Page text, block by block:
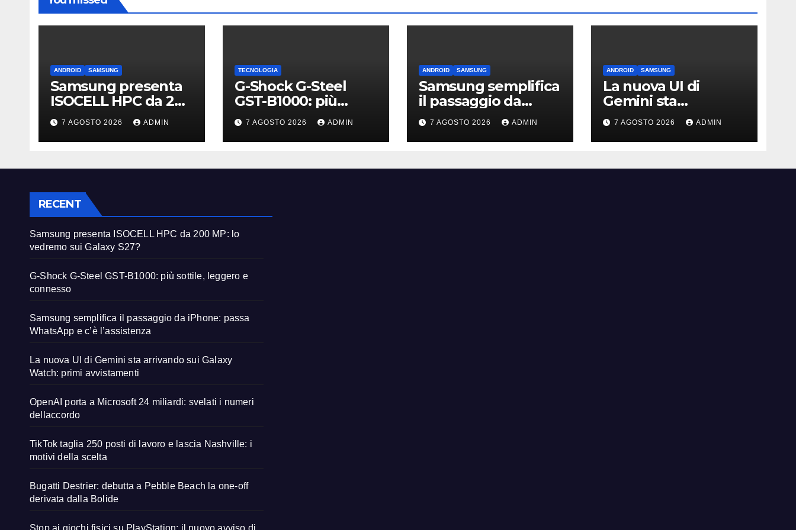
ANDROID SAMSUNG
Samsung presenta
ISOCELL HPC da 200
MP: lo vedremo sui
Galaxy S27?
7 AGOSTO 2026 ADMIN
TECNOLOGIA
G-Shock G-Steel
GST-B1000: più
sottile, leggero e
connesso
7 AGOSTO 2026 ADMIN
ANDROID SAMSUNG
Samsung semplifica
il passaggio da
iPhone: passa
WhatsApp e c’è
l’assistenza
7 AGOSTO 2026 ADMIN
ANDROID SAMSUNG
La nuova UI di
Gemini sta
arrivando sui Galaxy
Watch: primi
avvistamenti
7 AGOSTO 2026 ADMIN
RECENT
Samsung presenta ISOCELL HPC da 200 MP: lo
vedremo sui Galaxy S27?
G-Shock G-Steel GST-B1000: più sottile, leggero e
connesso
Samsung semplifica il passaggio da iPhone: passa
WhatsApp e c’è l’assistenza
La nuova UI di Gemini sta arrivando sui Galaxy
Watch: primi avvistamenti
OpenAI porta a Microsoft 24 miliardi: svelati i numeri
dellaccordo
TikTok taglia 250 posti di lavoro e lascia Nashville: i
motivi della scelta
Bugatti Destrier: debutta a Pebble Beach la one-off
derivata dalla Bolide
Stop ai giochi fisici su PlayStation: il nuovo avviso di